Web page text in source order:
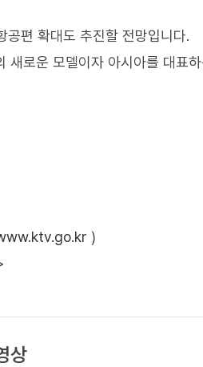
편 확대도 추진할 전망입니다.
로운 모델이자 아시아를 대표
)
상